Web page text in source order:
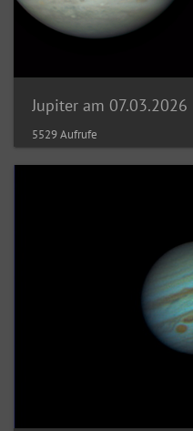
Jupiter am 07.03.2026
5529 Aufrufe